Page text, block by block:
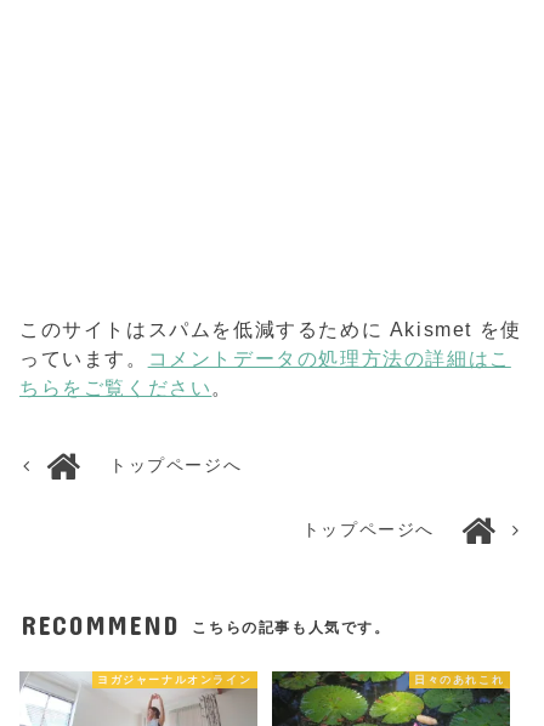
このサイトはスパムを低減するために Akismet を使
っています。
コメントデータの処理方法の詳細はこ
ちらをご覧ください 。
トップページへ
トップページへ
RECOMMEND こちらの記事も人気です。
ヨガジャーナルオンライン 日々のあれこれ